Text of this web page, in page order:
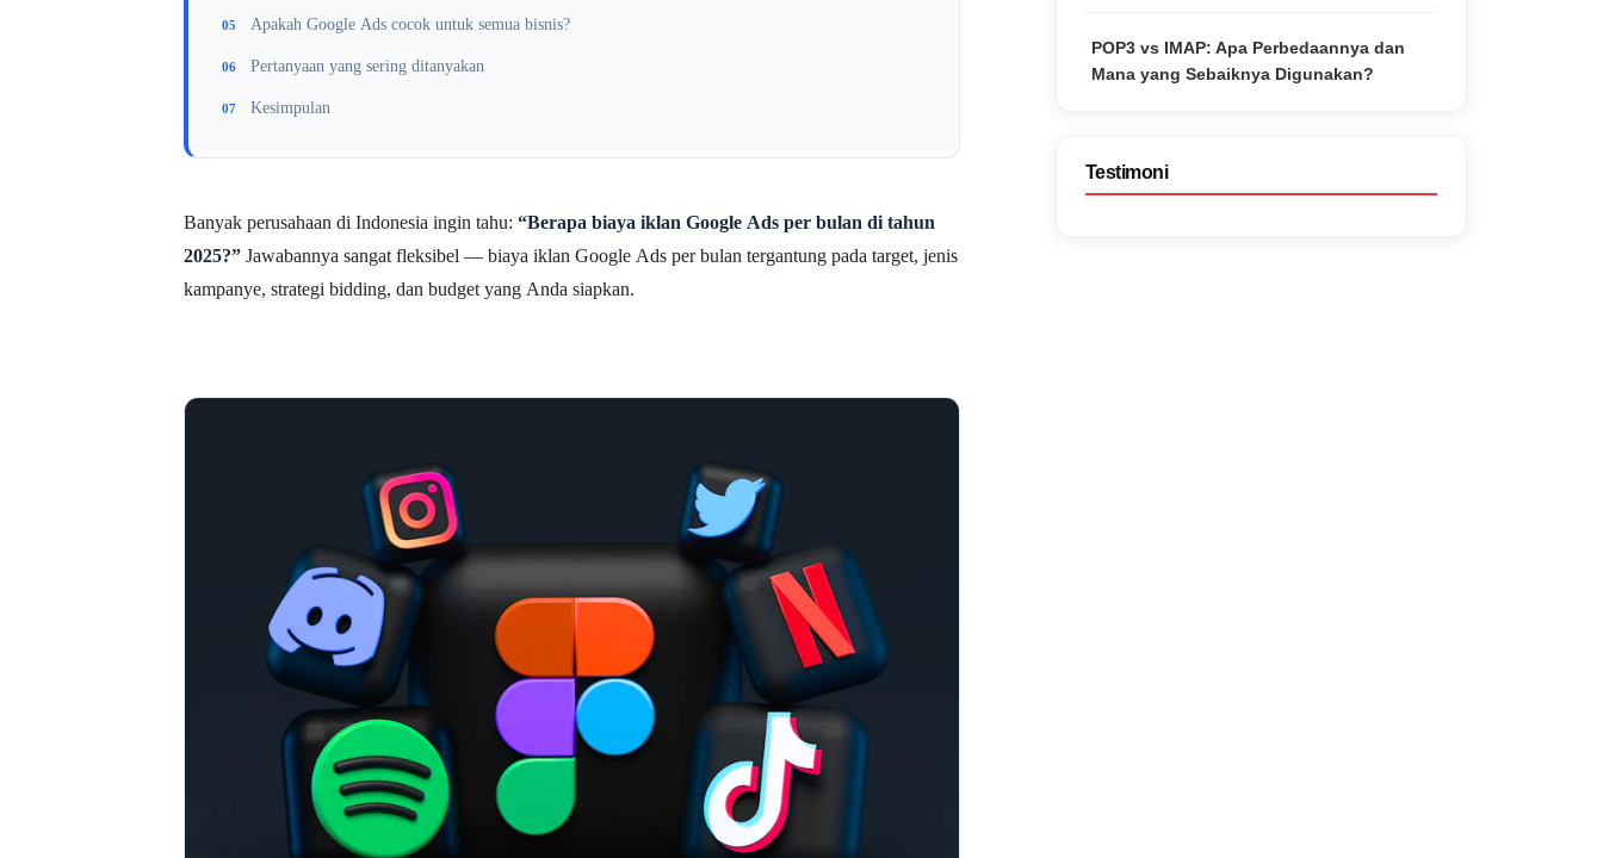
Apakah Google Ads cocok untuk semua bisnis?
Pertanyaan yang sering ditanyakan
Kesimpulan
Banyak perusahaan di Indonesia ingin tahu: “Berapa biaya iklan Google Ads per bulan di tahun
2025?” Jawabannya sangat fleksibel — biaya iklan Google Ads per bulan tergantung pada target, jenis
kampanye, strategi bidding, dan budget yang Anda siapkan.
POP3 vs IMAP: Apa Perbedaannya dan
Mana yang Sebaiknya Digunakan?
Testimoni